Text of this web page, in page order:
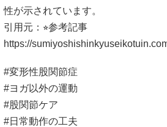
性が示されています。
引用元：⭐︎参考記事
https://
#変形性股関節症
#ヨガ以外の運動
#股関節ケア
#日常動作の工夫